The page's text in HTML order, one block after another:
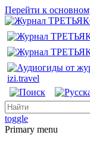
Перейти к
toggle
Primary menu